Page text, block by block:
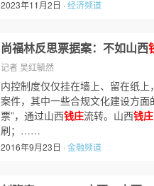
2023年11月2日 ·经济频道
尚福林反思票据案：不如山西
记者 吴红毓然
内控制度仅仅挂在墙上、留在纸
案件，其中一些合规文化建设方
票”，通过山西钱庄流转。山西钱庄
刷；……
2016年9月23日 ·金融频道